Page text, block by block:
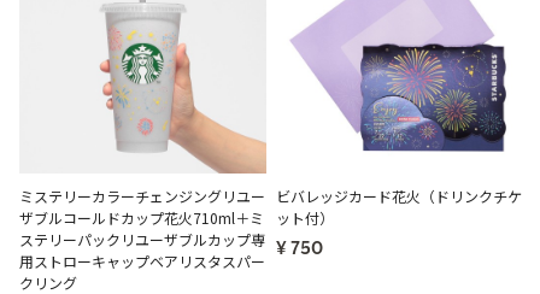
ミステリーカラーチェンジングリユー
ザブルコールドカップ花火710ml＋ミ
ステリーパックリユーザブルカップ専
用ストローキャップベアリスタスパー
クリング
ビバレッジカード花火（ドリンクチケ
ット付）
¥ 750